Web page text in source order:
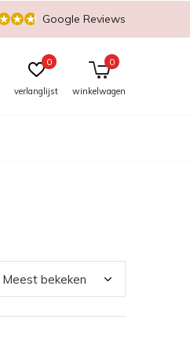
verlanglijst
0
winkelwagen
0
Google Reviews